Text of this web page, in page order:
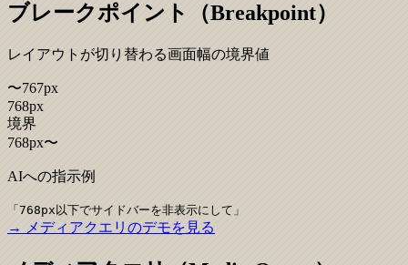
ブレークポイント（Breakpoint）
レイアウトが切り替わる画面幅の境界値
〜767px
768px
境界
768px〜
AIへの指示例
「 768px以下でサイドバーを非表示にして 」
→ メディアクエリのデモを見る